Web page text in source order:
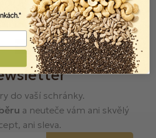
do vaší schránky.
a neuteče vám ani skvělý
ani sleva.